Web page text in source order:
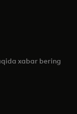
xabar bering